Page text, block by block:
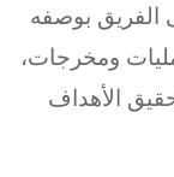
الفريق بوصفه
ومخرجات،
الأهداف